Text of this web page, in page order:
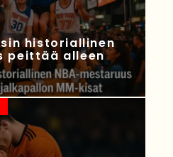
historiallinen
peittää alleen